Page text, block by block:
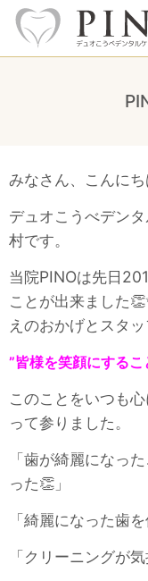
みなさん、こんに
デュオこうべデン
村です。
当院PINOは先日
ことが出来ました
えのおかげとスタ
”皆様を笑顔にするこ
このことをいつも
って参りました。
「歯が綺麗になっ
った👏」
「綺麗になった歯
「クリーニングが